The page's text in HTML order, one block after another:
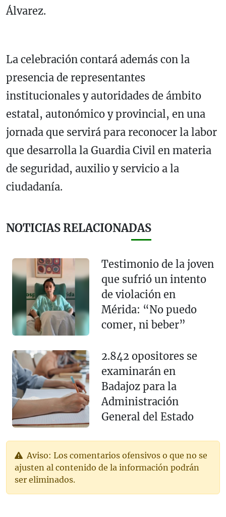
Álvarez.
La celebración contará además con la
presencia de representantes
institucionales y autoridades de ámbito
estatal, autonómico y provincial, en una
jornada que servirá para reconocer la labor
que desarrolla la Guardia Civil en materia
de seguridad, auxilio y servicio a la
ciudadanía.
NOTICIAS RELACIONADAS
Testimonio de la joven
que sufrió un intento
de violación en
Mérida: “No puedo
comer, ni beber”
2.842 opositores se
examinarán en
Badajoz para la
Administración
General del Estado
Aviso: Los comentarios ofensivos o que no se
ajusten al contenido de la información podrán
ser eliminados.